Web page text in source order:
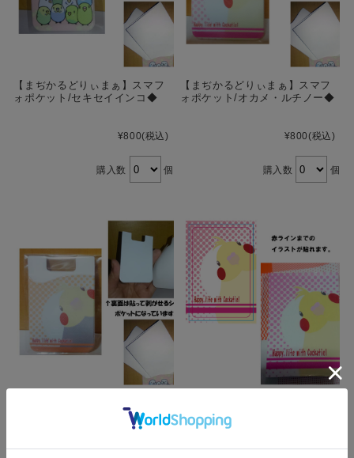
【まぢかるどりぃまぁ】スマフ
ォポケット/セキセイインコ◆
¥800(税込)
購入数 個
【まぢかるどりぃまぁ】スマフ
ォポケット/オカメ・ルチノー◆
¥800(税込)
購入数 個
ォポケット/オカメ・ノーマル◆
サイズシール/オカメ・ルチノー
◆